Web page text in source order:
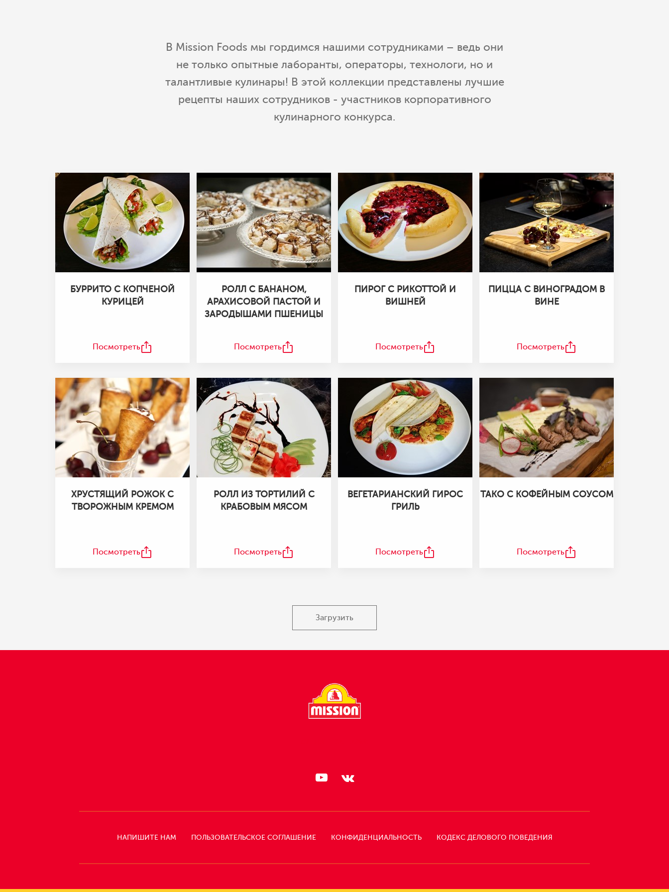
В Mission Foods мы гордимся нашими сотрудниками – ведь они
не только опытные лаборанты, операторы, технологи, но и
талантливые кулинары! В этой коллекции представлены лучшие
рецепты наших сотрудников - участников корпоративного
БУРРИТО С КОПЧЕНОЙ
КУРИЦЕЙ
Посмотреть
РОЛЛ С БАНАНОМ,
АРАХИСОВОЙ ПАСТОЙ И
ЗАРОДЫШАМИ ПШЕНИЦЫ
Посмотреть
ПИРОГ С РИКОТТОЙ И
ВИШНЕЙ
Посмотреть
ПИЦЦА С ВИНОГРАДОМ В
ВИНЕ
Посмотреть
ХРУСТЯЩИЙ РОЖОК С
ТВОРОЖНЫМ КРЕМОМ
Посмотреть
РОЛЛ ИЗ ТОРТИЛИЙ С
КРАБОВЫМ МЯСОМ
Посмотреть
ВЕГЕТАРИАНСКИЙ ГИРОС
ГРИЛЬ
Посмотреть
ТАКО С КОФЕЙНЫМ СОУСОМ
Посмотреть
Загрузить
НАПИШИТЕ НАМ ПОЛЬЗОВАТЕЛЬСКОЕ СОГЛАШЕНИЕ КОНФИДЕНЦИАЛЬНОСТЬ КОДЕКС ДЕЛОВОГО ПОВЕДЕНИЯ